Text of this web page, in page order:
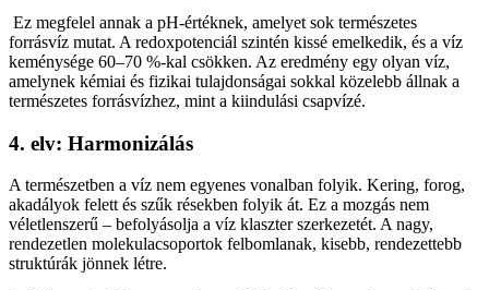
Ez megfelel annak a pH-értéknek, amelyet sok természetes
forrásvíz mutat. A redoxpotenciál szintén kissé emelkedik, és a víz
keménysége 60–70 %-kal csökken. Az eredmény egy olyan víz,
amelynek kémiai és fizikai tulajdonságai sokkal közelebb állnak a
természetes forrásvízhez, mint a kiindulási csapvízé.
4. elv: Harmonizálás
A természetben a víz nem egyenes vonalban folyik. Kering, forog,
akadályok felett és szűk résekben folyik át. Ez a mozgás nem
véletlenszerű – befolyásolja a víz klaszter szerkezetét. A nagy,
rendezetlen molekulacsoportok felbomlanak, kisebb, rendezettebb
struktúrák jönnek létre.